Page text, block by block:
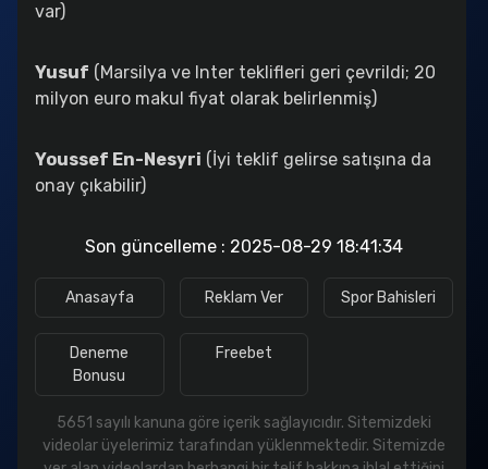
var)
Yusuf (Marsilya ve Inter teklifleri geri çevrildi; 20
milyon euro makul fiyat olarak belirlenmiş)
Youssef En-Nesyri (İyi teklif gelirse satışına da
onay çıkabilir)
Son güncelleme : 2025-08-29 18:41:34
Anasayfa Reklam Ver Spor Bahisleri
Deneme
Bonusu
Freebet
5651 sayılı kanuna göre içerik sağlayıcıdır. Sitemizdeki
videolar üyelerimiz tarafından yüklenmektedir. Sitemizde
betebet
enobahis
redfoxbet